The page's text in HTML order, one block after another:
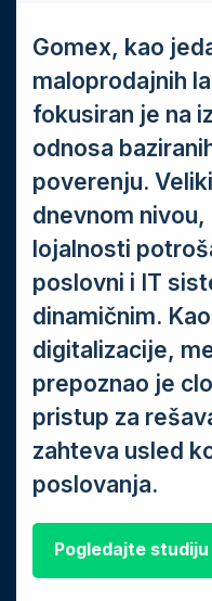
Gomex, kao
maloprodajnih
fokusiran je na
odnosa
poverenju.
dnevnom
lojalnosti
poslovni i IT
dinamičnim.
digitalizacije,
prepoznao je
pristup za
zahteva usled
poslovanja.
Pogledajte